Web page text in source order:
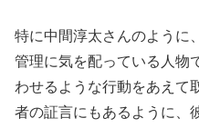
特に中間淳太さんのように
管理に気を配っている人物
わせるような行動をあえて
者の証言にもあるように、